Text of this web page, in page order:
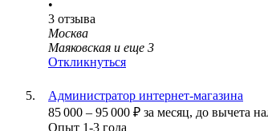
•
3 отзыва
Москва
Маяковская и еще 3
Откликнуться
Администратор интернет-магазина
85 000 – 95 000 ₽ за месяц, до вычета
Опыт 1-3 года